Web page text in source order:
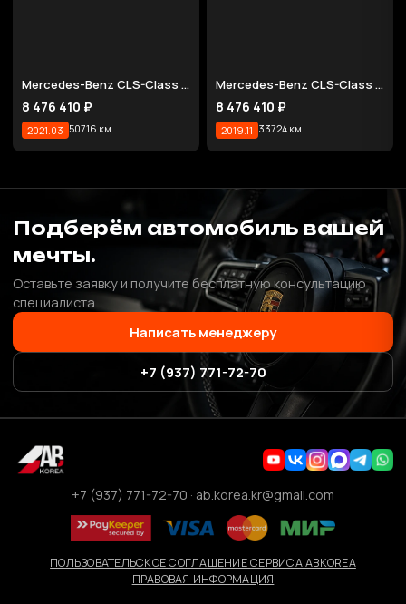
Mercedes-Benz CLS-Class CLS450 4MATIC AMG Line
8 476 410 ₽
2021.03 50716 км.
Mercedes-Benz CLS-Class CLS450 4MATIC AMG Line
8 476 410 ₽
2019.11 33724 км.
Подберём автомобиль вашей
мечты.
Оставьте заявку и получите бесплатную консультацию
специалиста.
Написать менеджеру
+7 (937) 771-72-70
+7 (937) 771-72-70 · ab.korea.kr@gmail.com
ПОЛЬЗОВАТЕЛЬСКОЕ СОГЛАШЕНИЕ СЕРВИСА ABKOREA
ПРАВОВАЯ ИНФОРМАЦИЯ